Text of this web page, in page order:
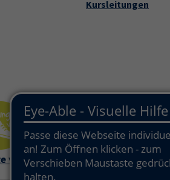
Kursleitungen
vhs Außenstell
en